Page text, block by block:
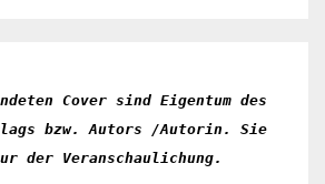
Cover sind Eigentum des
bzw. Autors /Autorin. Sie
der Veranschaulichung.